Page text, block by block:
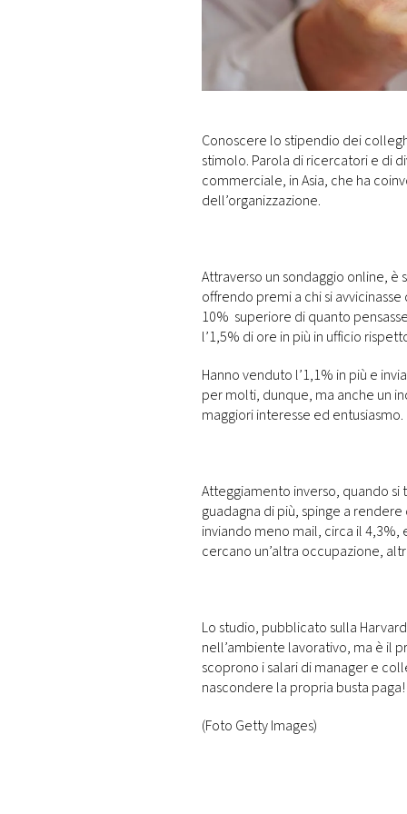
MONACO
Conoscere lo stipendio dei
stimolo. Parola di ricercatori e di
commerciale, in Asia, che ha
dell’organizzazione.
Attraverso un sondaggio online,
offrendo premi a chi si
10% superiore di quanto
l’1,5% di ore in più in ufficio
Hanno venduto l’1,1% in più e
per molti, dunque, ma anche un
maggiori interesse ed entusiasmo.
Atteggiamento inverso, quando
guadagna di più, spinge a
inviando meno mail, circa il
cercano un’altra occupazione,
Lo studio, pubblicato sulla
nell’ambiente lavorativo, ma è il
scoprono i salari di manager e
nascondere la propria busta paga!
(Foto Getty Images)